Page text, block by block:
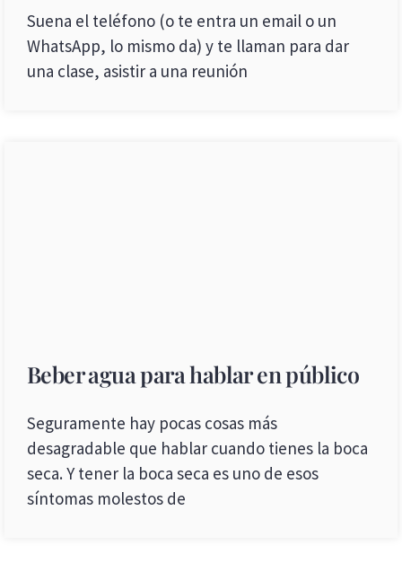
Suena el teléfono (o te entra un email o un
WhatsApp, lo mismo da) y te llaman para dar
una clase, asistir a una reunión
Beber agua para hablar en público
Seguramente hay pocas cosas más
desagradable que hablar cuando tienes la boca
seca. Y tener la boca seca es uno de esos
síntomas molestos de